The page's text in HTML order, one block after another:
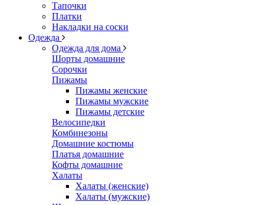
Тапочки
Платки
Накладки на соски
Одежда
Одежда для дома
Шорты домашние
Сорочки
Пижамы
Пижамы женские
Пижамы мужские
Пижамы детские
Велосипедки
Комбинезоны
Домашние костюмы
Платья домашние
Кофты домашние
Халаты
Халаты (женские)
Халаты (мужские)